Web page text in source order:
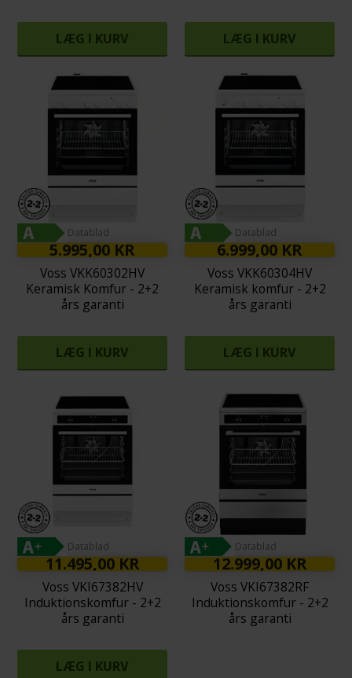
LÆG I KURV LÆG I KURV
Datablad
5.995,00 KR
Voss VKK60302HV
Keramisk Komfur - 2+2
års garanti
LÆG I KURV
Datablad
6.999,00 KR
Voss VKK60304HV
Keramisk komfur - 2+2
års garanti
LÆG I KURV
Datablad
11.495,00 KR
Voss VKI67382HV
Induktionskomfur - 2+2
års garanti
LÆG I KURV
Datablad
12.999,00 KR
Voss VKI67382RF
Induktionskomfur - 2+2
års garanti